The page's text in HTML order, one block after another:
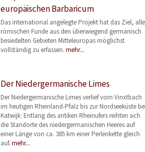
europäischen Barbaricum
Das international angelegte Projekt hat das Ziel, alle
römischen Funde aus den überwiegend germanisch
besiedelten Gebieten Mitteleuropas möglichst
vollständig zu erfassen. mehr...
Der Niedergermanische Limes
Der Niedergermanische Limes verlief vom Vinxtbach
im heutigen Rheinland-Pfalz bis zur Nordseeküste bei
Katwijk: Entlang des antiken Rheinufers reihten sich
die Standorte des niedergermanischen Heeres auf
einer Länge von ca. 385 km einer Perlenkette gleich
auf. mehr...